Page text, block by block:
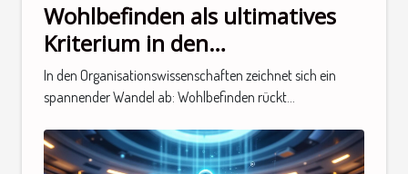
Wohlbefinden als ultimatives
Kriterium in den
Organisationswissenschaften:
Ein notwendiger
Paradigmenwechsel
In den Organisationswissenschaften zeichnet sich ein
spannender Wandel ab: Wohlbefinden rückt...